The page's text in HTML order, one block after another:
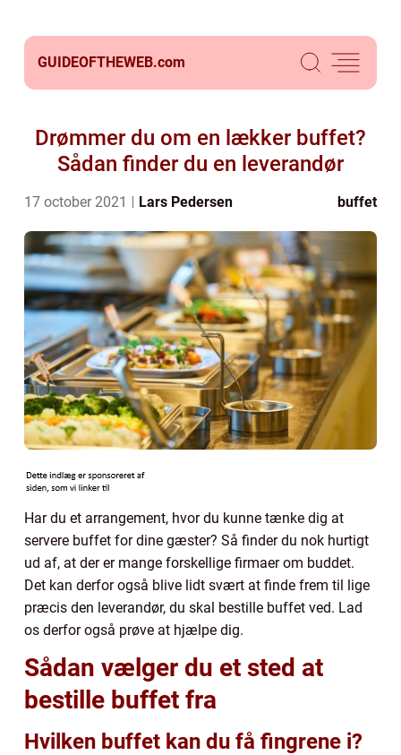
GUIDEOFTHEWEB.com
Drømmer du om en lækker buffet?
Sådan finder du en leverandør
17 october 2021 Lars Pedersen buffet
Har du et arrangement, hvor du kunne tænke dig at
servere buffet for dine gæster? Så finder du nok hurtigt
ud af, at der er mange forskellige firmaer om buddet.
Det kan derfor også blive lidt svært at finde frem til lige
præcis den leverandør, du skal bestille buffet ved. Lad
os derfor også prøve at hjælpe dig.
Sådan vælger du et sted at
bestille buffet fra
Hvilken buffet kan du få fingrene i?